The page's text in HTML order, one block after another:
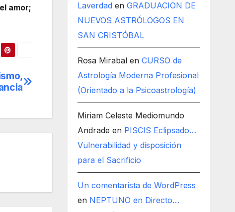
amor;
Laverdad en GRADUACION DE
NUEVOS ASTRÓLOGOS EN
SAN CRISTÓBAL
Rosa Mirabalen CURSO de
Astrología Moderna Profesional
(Orientado a la Psicoastrología)
Miriam Celeste Mediomundo
Andrade en PISCIS Eclipsado…
Vulnerabilidad y disposición
para el Sacrificio
Un comentarista de WordPress
en NEPTUNO en Directo…